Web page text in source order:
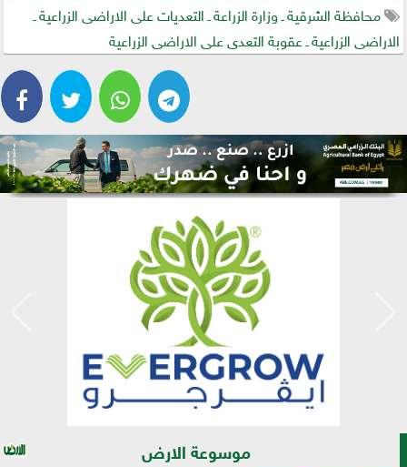
محافظة الشرقية ـ وزارة الزراعة ـ التعديات على الاراضى الزراعية ـ
الاراضى الزراعية ـ عقوبة التعدى على الاراضى الزراعية
موسوعة الارض